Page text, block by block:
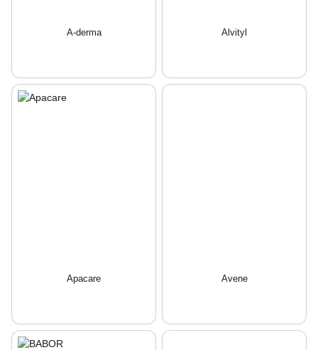
A-derma Alvityl
Apacare Avene